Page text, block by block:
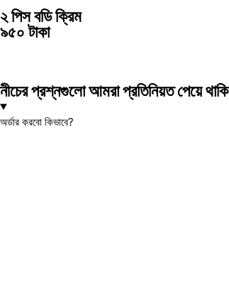
২ পিস বডি ক্রিম
৯৫০ টাকা
নীচের প্রশ্নগুলো আমরা প্রতিনিয়ত পেয়ে থাকি
অর্ডার করবো কিভাবে?